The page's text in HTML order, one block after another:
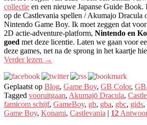
collectie en een nieuwe Japanse Guide Book.
op de Castlevania spellen / Akumajo Dracula
Nintendo Game Boy. Ik moet zeggen dat
2D actie-adventure-platform, Nintendo en
goed met deze licentie. Laten we gaan voor
deze games, net na de sprong in het kaartje
Verder lezen →
Geplaatst op Blog, Game Boy, GB Color,
Tagged vooruitgaan, Akumajō Dracula,
famicom schijf, GameBoy, gb, gba, gbc, gids,
Game Boy, Konami, Castlevania | 12